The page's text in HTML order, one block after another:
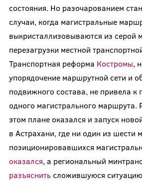
состояния. Но разочарованием
случаи, когда магистральные
выкристаллизовываются из серой
перезагрузки местной
Транспортная реформа Костромы,
упорядочение маршрутной сети и
подвижного состава, не привела к
одного магистрального маршрута.
этом плане оказался и запуск
в Астрахани, где ни один из шести
позиционировавшихся
оказался, а региональный
разъяснитьсложившуюся ситуацию